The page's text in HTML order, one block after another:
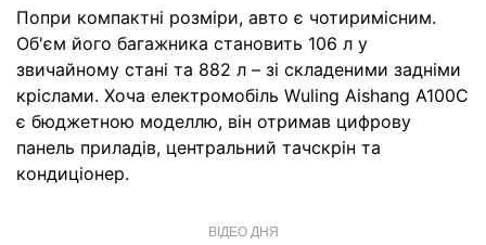
Попри компактні розміри, авто є чотиримісним.
Об'єм його багажника становить 106 л у
звичайному стані та 882 л – зі складеними задніми
кріслами. Хоча електромобіль Wuling Aishang A100C
є бюджетною моделлю, він отримав цифрову
панель приладів, центральний тачскрін та
кондиціонер.
ВІДЕО ДНЯ